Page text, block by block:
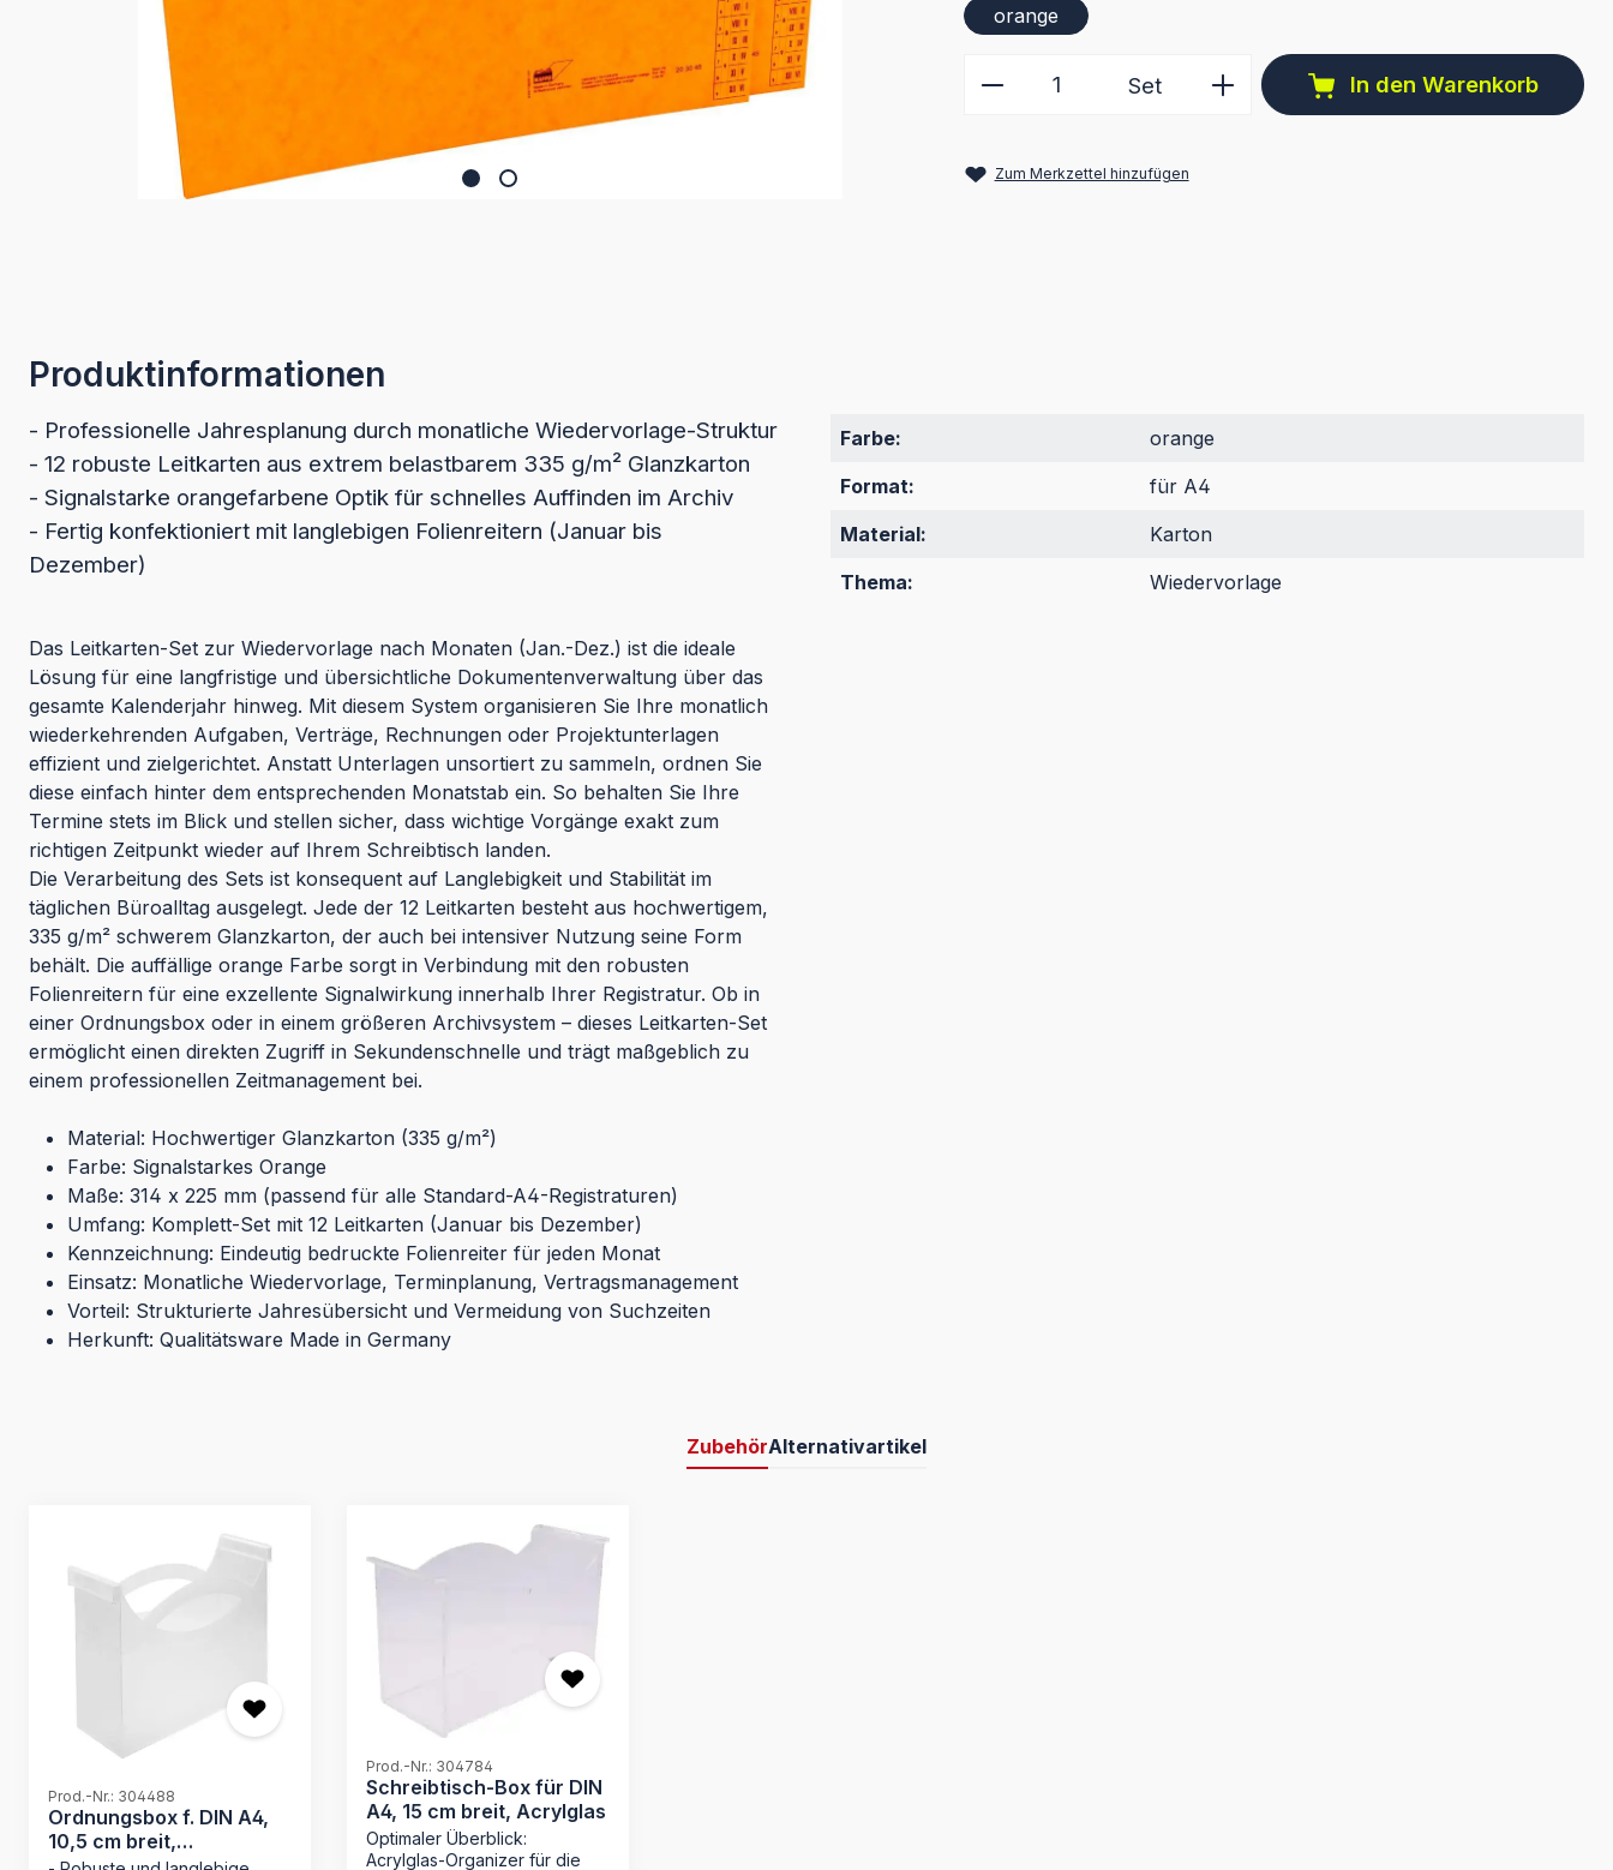
orange
Produkt Anzahl: Gib den gewünschten Wert
Set In den Warenkorb
Zum Merkzettel hinzufügen
Produktinformationen
- Professionelle Jahresplanung durch monatliche Wiedervorlage-Struktur
- 12 robuste Leitkarten aus extrem belastbarem 335 g/m² Glanzkarton
- Signalstarke orangefarbene Optik für schnelles Auffinden im Archiv
- Fertig konfektioniert mit langlebigen Folienreitern (Januar bis
Dezember)
Das Leitkarten-Set zur Wiedervorlage nach Monaten (Jan.-Dez.) ist die ideale
Lösung für eine langfristige und übersichtliche Dokumentenverwaltung über das
gesamte Kalenderjahr hinweg. Mit diesem System organisieren Sie Ihre monatlich
wiederkehrenden Aufgaben, Verträge, Rechnungen oder Projektunterlagen
effizient und zielgerichtet. Anstatt Unterlagen unsortiert zu sammeln, ordnen Sie
diese einfach hinter dem entsprechenden Monatstab ein. So behalten Sie Ihre
Termine stets im Blick und stellen sicher, dass wichtige Vorgänge exakt zum
richtigen Zeitpunkt wieder auf Ihrem Schreibtisch landen.
Die Verarbeitung des Sets ist konsequent auf Langlebigkeit und Stabilität im
täglichen Büroalltag ausgelegt. Jede der 12 Leitkarten besteht aus hochwertigem,
335 g/m² schwerem Glanzkarton, der auch bei intensiver Nutzung seine Form
behält. Die auffällige orange Farbe sorgt in Verbindung mit den robusten
Folienreitern für eine exzellente Signalwirkung innerhalb Ihrer Registratur. Ob in
einer Ordnungsbox oder in einem größeren Archivsystem – dieses Leitkarten-Set
ermöglicht einen direkten Zugriff in Sekundenschnelle und trägt maßgeblich zu
einem professionellen Zeitmanagement bei.
Material: Hochwertiger Glanzkarton (335 g/m²)
Farbe: Signalstarkes Orange
Maße: 314 x 225 mm (passend für alle Standard-A4-Registraturen)
Umfang: Komplett-Set mit 12 Leitkarten (Januar bis Dezember)
Kennzeichnung: Eindeutig bedruckte Folienreiter für jeden Monat
Einsatz: Monatliche Wiedervorlage, Terminplanung, Vertragsmanagement
Vorteil: Strukturierte Jahresübersicht und Vermeidung von Suchzeiten
Herkunft: Qualitätsware Made in Germany
Farbe:
orange
Format:
für A4
Material:
Karton
Thema:
Wiedervorlage
ZubehörAlternativartikel
Prod.-Nr.: 304488
Ordnungsbox f. DIN A4,
10,5 cm breit,
Polypropylen (PP)
Prod.-Nr.: 304784
Schreibtisch-Box für DIN
A4, 15 cm breit, Acrylglas
Optimaler Überblick:
Acrylglas-Organizer für die